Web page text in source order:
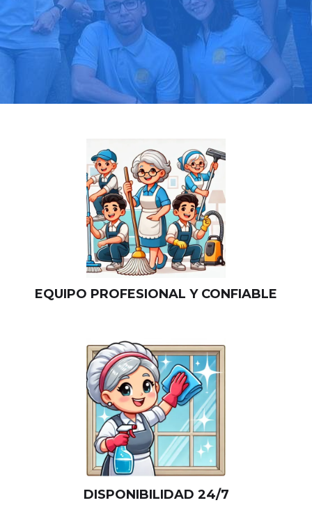
Llama hoy: 919 03 52 24
Más de 1000 clientes confían en nosotros
⭐⭐⭐⭐⭐
EQUIPO PROFESIONAL Y CONFIABLE
DISPONIBILIDAD 24/7